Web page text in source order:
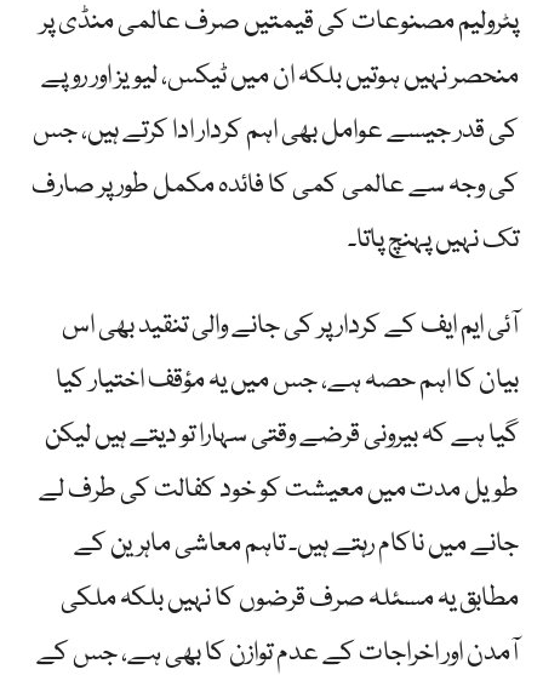
پٹرولیم مصنوعات کی قیمتیں صرف عالمی منڈی پر
منحصر نہیں ہوتیں بلکہ ان میں ٹیکس، لیویز اور روپے
کی قدر جیسے عوامل بھی اہم کردار ادا کرتے ہیں، جس
کی وجہ سے عالمی کمی کا فائدہ مکمل طور پر صارف
تک نہیں پہنچ پاتا۔
آئی ایم ایف کے کردار پر کی جانے والی تنقید بھی اس
بیان کا اہم حصہ ہے، جس میں یہ مؤقف اختیار کیا
گیا ہے کہ بیرونی قرضے وقتی سہارا تو دیتے ہیں لیکن
طویل مدت میں معیشت کو خود کفالت کی طرف لے
جانے میں ناکام رہتے ہیں۔ تاہم معاشی ماہرین کے
مطابق یہ مسئلہ صرف قرضوں کا نہیں بلکہ ملکی
آمدن اور اخراجات کے عدم توازن کا بھی ہے، جس کے